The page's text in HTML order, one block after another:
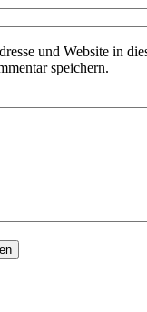
und Website in
speichern.